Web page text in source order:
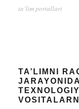
ta’lim portallari
TA’LIMNI